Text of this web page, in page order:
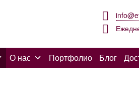
О нас Портфолио Блог